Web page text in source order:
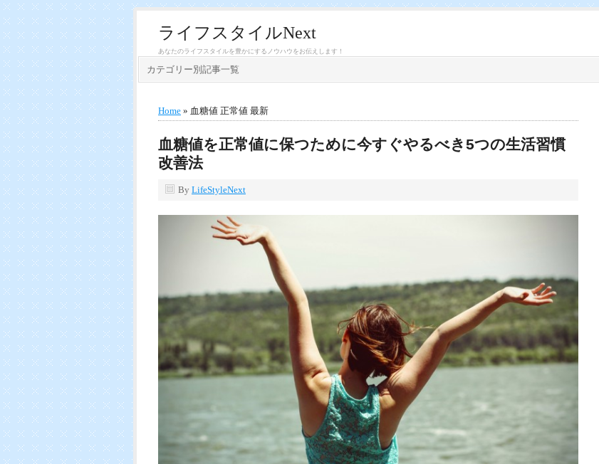
ライフスタイルNext
あなたのライフスタイルを豊かにするノウハウをお伝えします！
カテゴリー別記事一覧
Home » 血糖値 正常値 最新
血糖値を正常値に保つために今すぐやるべき5つの生活習慣
改善法
By LifeStyleNext